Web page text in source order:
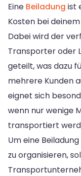
Eine Beiladung ist
Kosten bei
Dabei wird der
Transporter oder
geteilt, was dazu
mehrere Kunden
eignet sich
wenn nur wenige
transportiert
Um eine
zu organisieren,